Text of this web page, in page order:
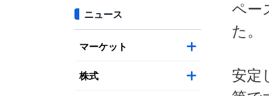
ニュース
マーケット
株式
ペー
た。
安定